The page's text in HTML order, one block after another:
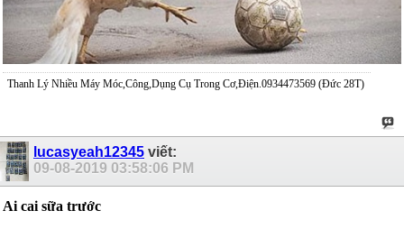
Thanh Lý Nhiều Máy Móc,Công,Dụng Cụ Trong Cơ,Điện.0934473569 (Đức 28T)
lucasyeah12345 viết:
09-08-2019 03:58:06 PM
Ai cai sữa trước